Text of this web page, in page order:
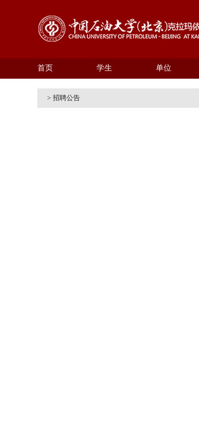
首页 学生 单位
> 招聘公告